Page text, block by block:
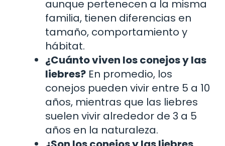
aunque pertenecen a la misma
familia, tienen diferencias en
tamaño, comportamiento y
hábitat.
¿Cuánto viven los conejos y las
liebres? En promedio, los
conejos pueden vivir entre 5 a 10
años, mientras que las liebres
suelen vivir alrededor de 3 a 5
años en la naturaleza.